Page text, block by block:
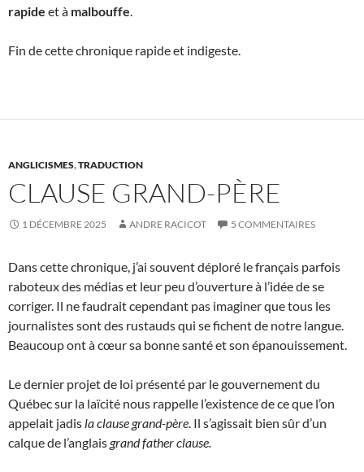
rapide et à malbouffe
Fin de cette chronique rapide et indigeste.
ANGLICISMES,TRADUCTION
CLAUSE GRAND-PÈRE
1 DÉCEMBRE 2025 ANDRE RACICOT 5 COMMENTAIRES
Dans cette chronique, j’ai souvent déploré le français parfois
raboteux des médias et leur peu d’ouverture à l’idée de se
corriger. Il ne faudrait cependant pas imaginer que tous les
journalistes sont des rustauds qui se fichent de notre langue.
Beaucoup ont à cœur sa bonne santé et son épanouissement.
Le dernier projet de loi présenté par le gouvernement du
Québec sur la laïcité nous rappelle l’existence de ce que l’on
appelait jadis la clause grand-père . Il s’agissait bien sûr d’un
calque de l’anglais grand father clause.